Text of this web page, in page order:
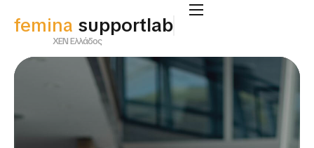
femina supportlab
ΧΕΝ Ελλάδος